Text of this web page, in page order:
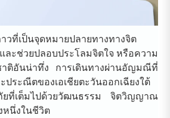
วที่เป็นจุดหมายปลายทางทางจิต
ะช่วยปลอบประโลมจิตใจ หรือความ
าติอันน่าทึ่ง การเดินทางผ่านอัญมณีที่
ประณีตของเอเชียตะวันออกเฉียงใต้
ที่เต็มไปด้วยวัฒนธรรม จิตวิญญาณ
หนึ่งในชีวิต